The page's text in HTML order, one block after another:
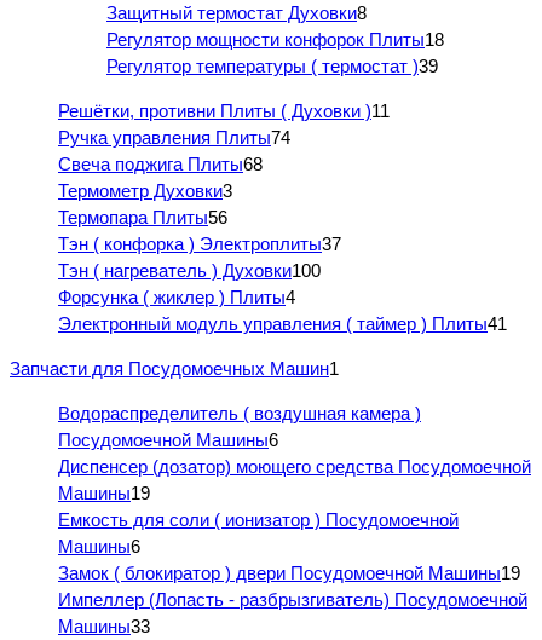
Защитный термостат Духовки8
Регулятор мощности конфорок Плиты18
Регулятор температуры ( термостат )39
Решётки, противни Плиты ( Духовки )11
Ручка управления Плиты74
Свеча поджига Плиты68
Термометр Духовки3
Термопара Плиты56
Тэн ( конфорка ) Электроплиты37
Тэн ( нагреватель ) Духовки100
Форсунка ( жиклер ) Плиты4
Электронный модуль управления ( таймер ) Плиты41
Запчасти для Посудомоечных Машин1
Водораспределитель ( воздушная камера )
Посудомоечной Машины6
Диспенсер (дозатор) моющего средства Посудомоечной
Машины19
Емкость для соли ( ионизатор ) Посудомоечной
Машины6
Замок ( блокиратор ) двери Посудомоечной Машины19
Импеллер (Лопасть - разбрызгиватель) Посудомоечной
Машины33